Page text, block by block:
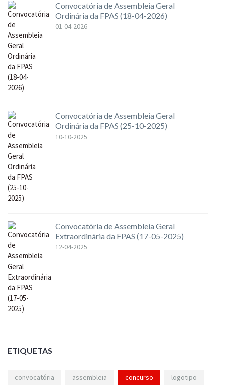
Convocatória de Assembleia Geral
Ordinária da FPAS (18-04-2026)
01-04-2026
Convocatória de Assembleia Geral
Ordinária da FPAS (25-10-2025)
10-10-2025
Convocatória de Assembleia Geral
Extraordinária da FPAS (17-05-2025)
12-04-2025
ETIQUETAS
convocatória assembleia concurso logotipo